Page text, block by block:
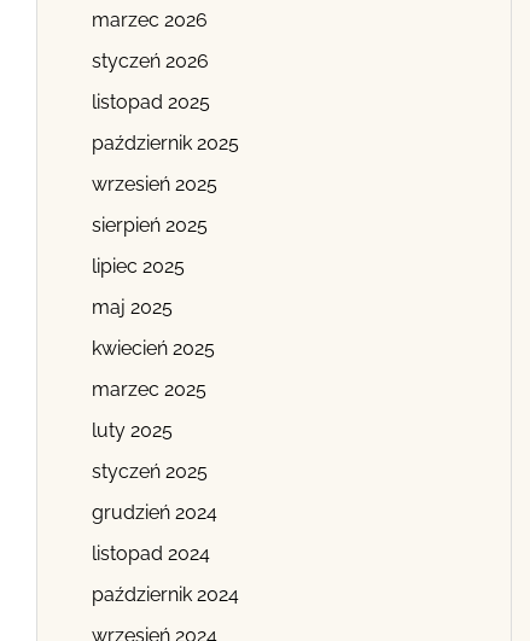
marzec 2026
styczeń 2026
listopad 2025
październik 2025
wrzesień 2025
sierpień 2025
lipiec 2025
maj 2025
kwiecień 2025
marzec 2025
luty 2025
styczeń 2025
grudzień 2024
listopad 2024
październik 2024
wrzesień 2024